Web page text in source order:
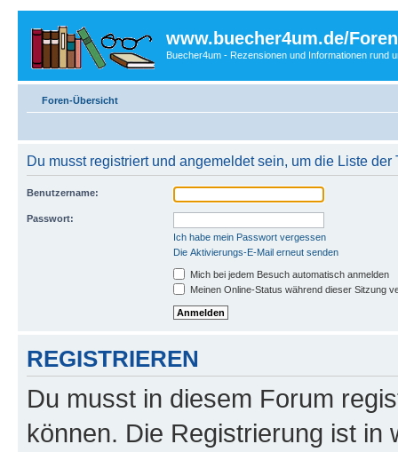
www.buecher4um.de/Foren
Buecher4um - Rezensionen und Informationen rund
Foren-Übersicht
Du musst registriert und angemeldet sein, um die Liste
Benutzername:
Passwort:
Ich habe mein Passwort vergessen
Die Aktivierungs-E-Mail erneut senden
Mich bei jedem Besuch automatisch anmelden
Meinen Online-Status während dieser Sitzung
REGISTRIEREN
Du musst in diesem Forum
können. Die Registrierung ist in